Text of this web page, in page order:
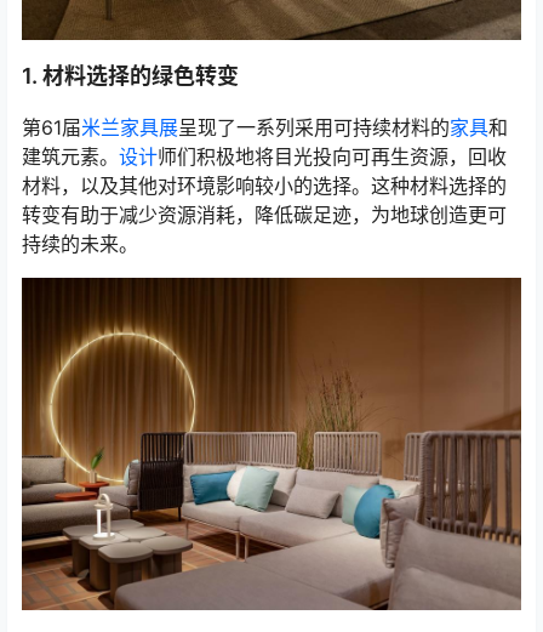
1. 材料选择的绿色转变
第61届米兰家具展呈现了一系列采用可持续材料的家具和
建筑元素。 设计师们积极地将目光投向可再生资源，回收
材料，以及其他对环境影响较小的选择。这种材料选择的
转变有助于减少资源消耗，降低碳足迹，为地球创造更可
持续的未来。